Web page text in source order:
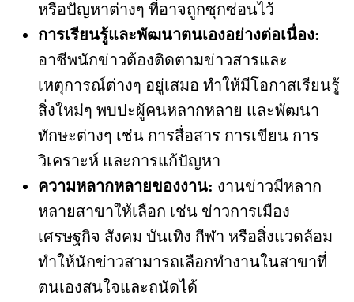
หรือปัญหาต่างๆ ที่อาจถูกซุกซ่อนไว้
การเรียนรู้และพัฒนาตนเองอย่างต่อเนื่อง:
อาชีพนักข่าวต้องติดตามข่าวสารและ
เหตุการณ์ต่างๆ อยู่เสมอ ทำให้มีโอกาสเรียนรู้
สิ่งใหม่ๆ พบปะผู้คนหลากหลาย และพัฒนา
ทักษะต่างๆ เช่น การสื่อสาร การเขียน การ
วิเคราะห์ และการแก้ปัญหา
ความหลากหลายของงาน: งานข่าวมีหลาก
หลายสาขาให้เลือก เช่น ข่าวการเมือง
เศรษฐกิจ สังคม บันเทิง กีฬา หรือสิ่งแวดล้อม
ทำให้นักข่าวสามารถเลือกทำงานในสาขาที่
ตนเองสนใจและถนัดได้